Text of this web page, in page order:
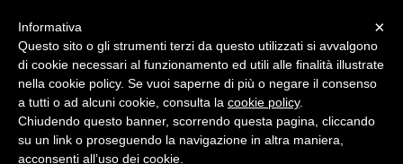
☎324.7403485
×
Informativa
Questo sito o gli strumenti terzi da questo utilizzati si avvalgono
di cookie necessari al funzionamento ed utili alle finalità illustrate
nella cookie policy. Se vuoi saperne di più o negare il consenso
a tutti o ad alcuni cookie, consulta la cookie policy.
Chiudendo questo banner, scorrendo questa pagina, cliccando
su un link o proseguendo la navigazione in altra maniera,
acconsenti all’uso dei cookie.